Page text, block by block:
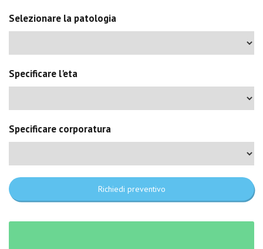
Selezionare la patologia
Specificare l'eta
Specificare corporatura
Richiedi preventivo